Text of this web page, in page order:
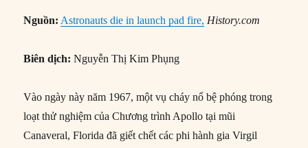
Nguồn: Astronauts die in launch pad fire, History.com
Biên dịch: Nguyễn Thị Kim Phụng
Vào ngày này năm 1967, một vụ cháy nổ bệ phóng trong
loạt thử nghiệm của Chương trình Apollo tại mũi
Canaveral, Florida đã giết chết các phi hành gia Virgil